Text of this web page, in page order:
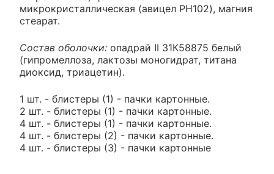
микрокристаллическая (авицел PH102), магния
стеарат.
Состав оболочки: опадрай II 31К58875 белый
(гипромеллоза, лактозы моногидрат, титана
диоксид, триацетин).
1 шт. - блистеры (1) - пачки картонные.
2 шт. - блистеры (1) - пачки картонные.
4 шт. - блистеры (1) - пачки картонные.
4 шт. - блистеры (2) - пачки картонные.
4 шт. - блистеры (3) - пачки картонные